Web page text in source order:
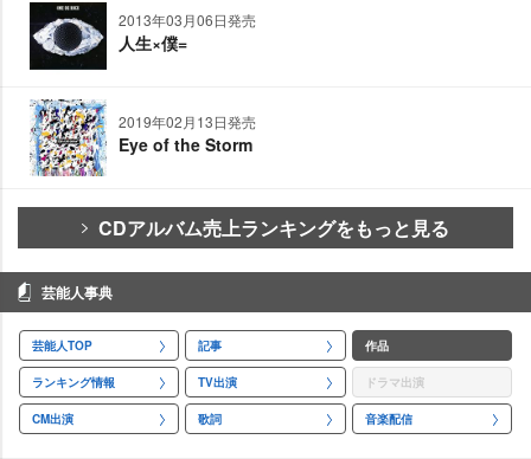
2013年03月06日発売
人生×僕=
2019年02月13日発売
Eye of the Storm
CDアルバム売上ランキングをもっと見る
芸能人事典
芸能人TOP 記事 作品
ランキング情報 TV出演 ドラマ出演
CM出演 歌詞 音楽配信